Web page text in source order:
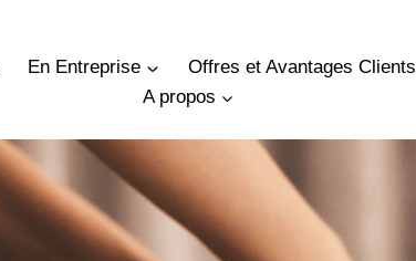
En Entreprise Offres et Avantages Clients
A propos